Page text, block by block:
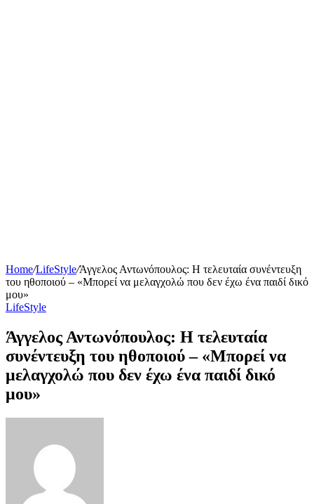
Home/LifeStyle/Άγγελος Αντωνόπουλος: Η τελευταία συνέντευξη
του ηθοποιού – «Μπορεί να μελαγχολώ που δεν έχω ένα παιδί δικό
μου»
LifeStyle
Άγγελος Αντωνόπουλος: Η τελευταία
συνέντευξη του ηθοποιού – «Μπορεί να
μελαγχολώ που δεν έχω ένα παιδί δικό
μου»